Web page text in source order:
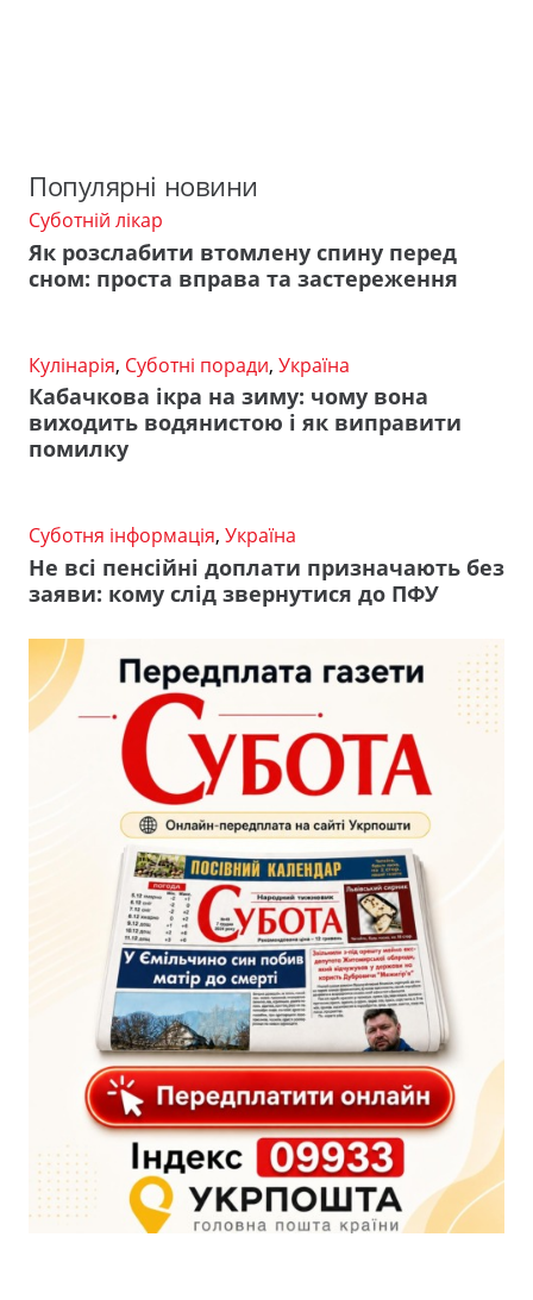
Популярні новини
Суботній лікар
Як розслабити втомлену спину перед
сном: проста вправа та застереження
Кулінарія, Суботні поради, Україна
Кабачкова ікра на зиму: чому вона
виходить водянистою і як виправити
помилку
Суботня інформація, Україна
Не всі пенсійні доплати призначають без
заяви: кому слід звернутися до ПФУ